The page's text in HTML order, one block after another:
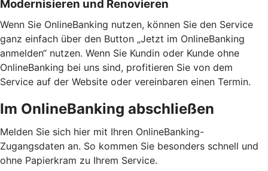
Modernisieren und Renovieren
Wenn Sie OnlineBanking nutzen, können Sie den Service
ganz einfach über den Button „Jetzt im OnlineBanking
anmelden“ nutzen. Wenn Sie Kundin oder Kunde ohne
OnlineBanking bei uns sind, profitieren Sie von dem
Service auf der Website oder vereinbaren einen Termin.
Im OnlineBanking abschließen
Melden Sie sich hier mit Ihren OnlineBanking-
Zugangsdaten an. So kommen Sie besonders schnell und
ohne Papierkram zu Ihrem Service.